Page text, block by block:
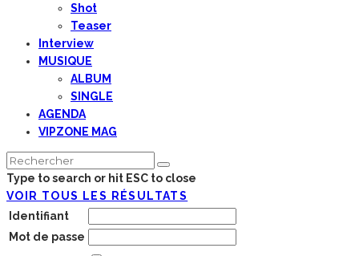
Shot
Teaser
Interview
MUSIQUE
ALBUM
SINGLE
AGENDA
VIPZONE MAG
Type to search or hit ESC to close
VOIR TOUS LES RÉSULTATS
Identifiant
Mot de passe